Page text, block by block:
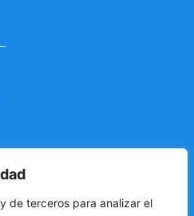
de terceros para analizar el
la Cruz